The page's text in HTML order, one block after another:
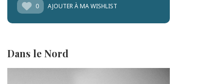
0
AJOUTER À MA WISHLIST
Dans le Nord